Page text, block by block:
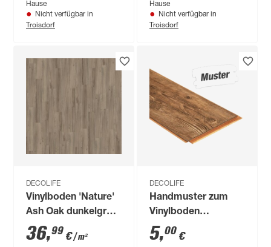
Hause
Nicht verfügbar in
Troisdorf
Hause
Nicht verfügbar in
Troisdorf
DECOLIFE
Vinylboden 'Nature'
Ash Oak dunkelgrau
10,5 mm
36,99 €/ m²
DECOLIFE
Handmuster zum
Vinylboden
'Comfort' Tuscan
Pine graubraun 10,5
5,00 €